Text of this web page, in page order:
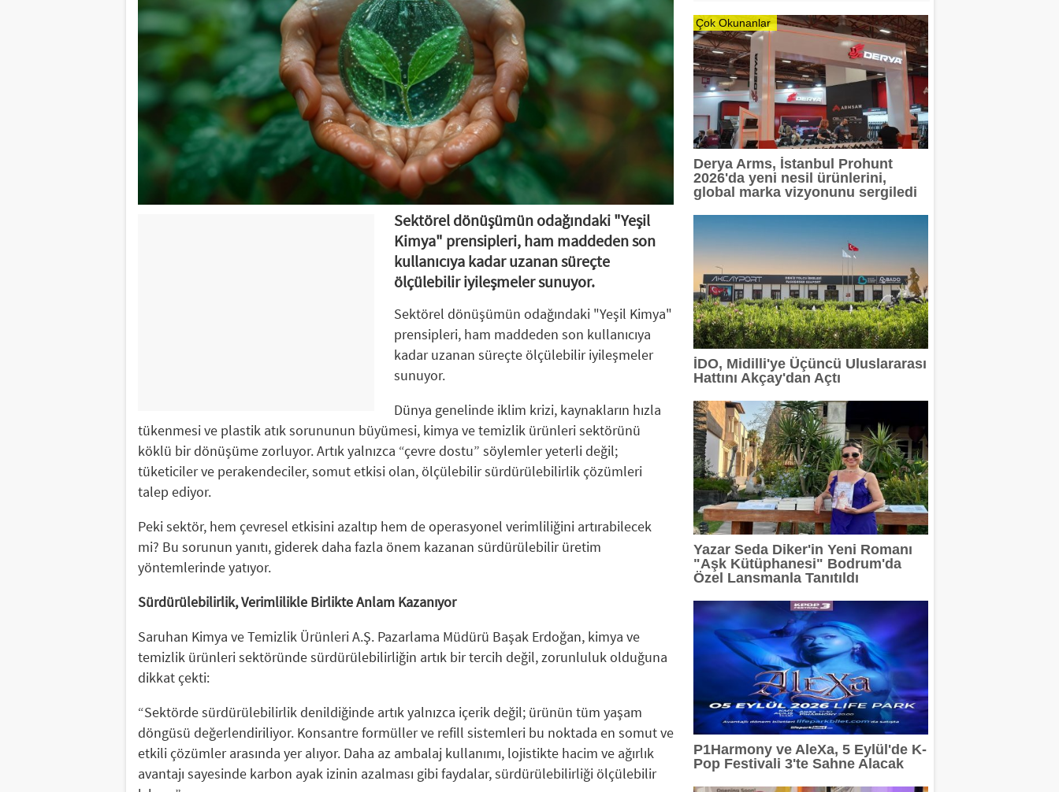
Sektörel dönüşümün odağındaki "Yeşil
Kimya" prensipleri, ham maddeden son
kullanıcıya kadar uzanan süreçte
ölçülebilir iyileşmeler sunuyor.
Sektörel dönüşümün odağındaki "Yeşil Kimya"
prensipleri, ham maddeden son kullanıcıya
kadar uzanan süreçte ölçülebilir iyileşmeler
sunuyor.
Dünya genelinde iklim krizi, kaynakların hızla
tükenmesi ve plastik atık sorununun büyümesi, kimya ve temizlik ürünleri sektörünü
köklü bir dönüşüme zorluyor. Artık yalnızca “çevre dostu” söylemler yeterli değil;
tüketiciler ve perakendeciler, somut etkisi olan, ölçülebilir sürdürülebilirlik çözümleri
talep ediyor.
Peki sektör, hem çevresel etkisini azaltıp hem de operasyonel verimliliğini artırabilecek
mi? Bu sorunun yanıtı, giderek daha fazla önem kazanan sürdürülebilir üretim
yöntemlerinde yatıyor.
Sürdürülebilirlik, Verimlilikle Birlikte Anlam Kazanıyor
Saruhan Kimya ve Temizlik Ürünleri A.Ş. Pazarlama Müdürü Başak Erdoğan, kimya ve
temizlik ürünleri sektöründe sürdürülebilirliğin artık bir tercih değil, zorunluluk olduğuna
dikkat çekti:
“Sektörde sürdürülebilirlik denildiğinde artık yalnızca içerik değil; ürünün tüm yaşam
döngüsü değerlendiriliyor. Konsantre formüller ve refill sistemleri bu noktada en somut ve
etkili çözümler arasında yer alıyor. Daha az ambalaj kullanımı, lojistikte hacim ve ağırlık
avantajı sayesinde karbon ayak izinin azalması gibi faydalar, sürdürülebilirliği ölçülebilir
Çok Okunanlar
Derya Arms, İstanbul Prohunt
2026'da yeni nesil ürünlerini,
global marka vizyonunu sergiledi
İDO, Midilli'ye Üçüncü Uluslararası
Hattını Akçay'dan Açtı
Yazar Seda Diker'in Yeni Romanı
"Aşk Kütüphanesi" Bodrum'da
Özel Lansmanla Tanıtıldı
P1Harmony ve AleXa, 5 Eylül'de K-
Pop Festivali 3'te Sahne Alacak